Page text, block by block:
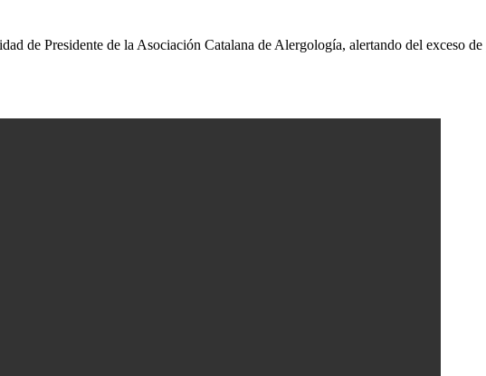
de Presidente de la Asociación Catalana de Alergología, alertando del exceso